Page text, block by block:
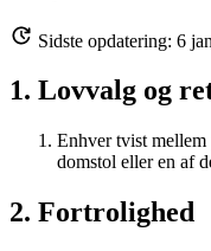
Sidste opdatering: 6
1. Lovvalg og
Enhver tvist mellem
domstol eller en af
2. Fortrolighed